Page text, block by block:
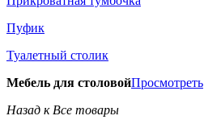
Пуфик
Туалетный столик
Мебель для столовойПросмотреть
Назад к Все товары